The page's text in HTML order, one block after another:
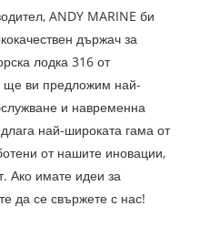
ANDY MARINE би
държач за
лодка 316 от
ви предложим най-
и навременна
най-широката гама от
от нашите иновации,
Ако имате идеи за
да се свържете с нас!